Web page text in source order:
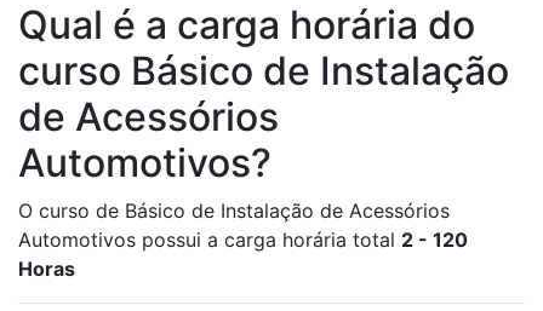
Qual é a carga horária do
curso Básico de Instalação
de Acessórios
Automotivos?
O curso de Básico de Instalação de Acessórios
Automotivos possui a carga horária total 2 - 120
Horas